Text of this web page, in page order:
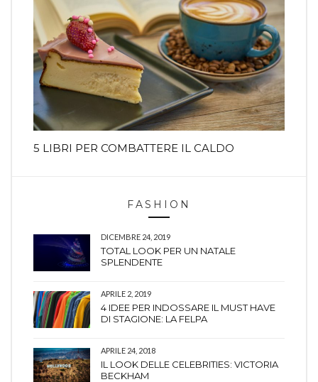
5 LIBRI PER COMBATTERE IL CALDO
FASHION
DICEMBRE 24, 2019
TOTAL LOOK PER UN NATALE
SPLENDENTE
APRILE 2, 2019
4 IDEE PER INDOSSARE IL MUST HAVE
DI STAGIONE: LA FELPA
APRILE 24, 2018
IL LOOK DELLE CELEBRITIES: VICTORIA
BECKHAM